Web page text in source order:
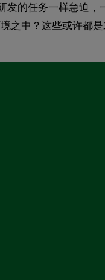
发的任务一样急迫
之中？这些或许都